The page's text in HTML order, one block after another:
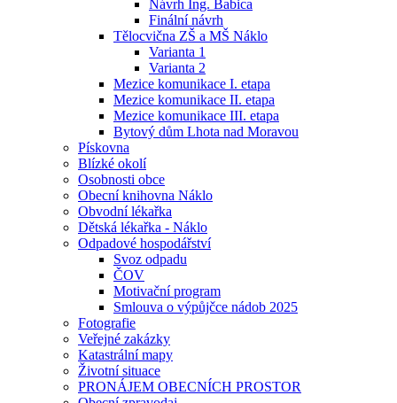
Návrh Ing. Babica
Finální návrh
Tělocvična ZŠ a MŠ Náklo
Varianta 1
Varianta 2
Mezice komunikace I. etapa
Mezice komunikace II. etapa
Mezice komunikace III. etapa
Bytový dům Lhota nad Moravou
Pískovna
Blízké okolí
Osobnosti obce
Obecní knihovna Náklo
Obvodní lékařka
Dětská lékařka - Náklo
Odpadové hospodářství
Svoz odpadu
ČOV
Motivační program
Smlouva o výpůjčce nádob 2025
Fotografie
Veřejné zakázky
Katastrální mapy
Životní situace
PRONÁJEM OBECNÍCH PROSTOR